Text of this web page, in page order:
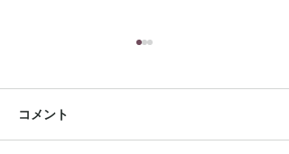
コメント